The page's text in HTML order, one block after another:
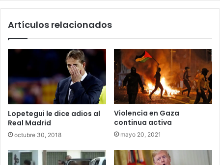
Artículos relacionados
Lopetegui le dice adios al
Real Madrid
octubre 30, 2018
Violencia en Gaza
continua activa
mayo 20, 2021